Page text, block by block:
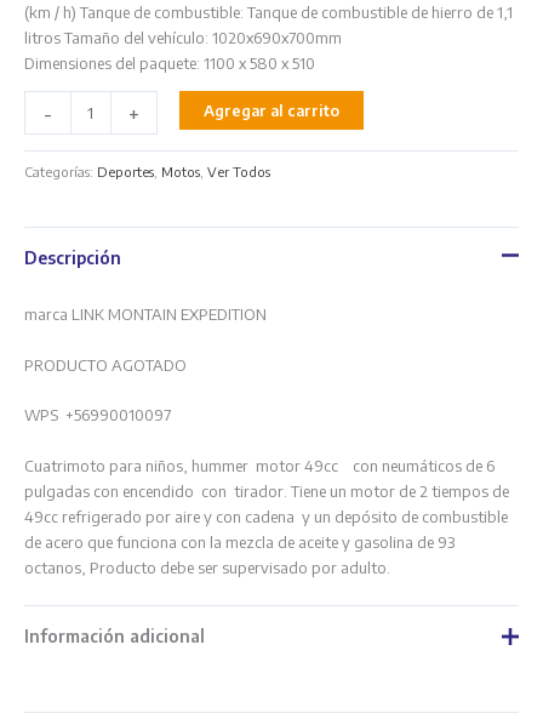
(km / h) Tanque de combustible: Tanque de combustible de hierro de 1,1
litros Tamaño del vehículo: 1020x690x700mm
Dimensiones del paquete: 1100 x 580 x 510
- + Agregar al carrito
Categorías: Deportes Motos Ver Todos
Descripción
marca LINK MONTAIN EXPEDITION
PRODUCTO AGOTADO
WPS +56990010097
Cuatrimoto para niños, hummer motor 49cc con neumáticos de 6
pulgadas con encendido con tirador. Tiene un motor de 2 tiempos de
49cc refrigerado por aire y con cadena y un depósito de combustible
de acero que funciona con la mezcla de aceite y gasolina de 93
octanos, Producto debe ser supervisado por adulto.
Información adicional